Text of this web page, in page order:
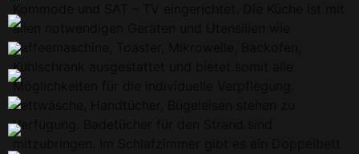
allen notwendigen Geräten und Utensilien wie
Kaffeemaschine, Toaster, Mikrowelle, Backofen,
Kühlschrank ausgestattet und bietet somit alle
Möglichkeiten für die individuelle Verpflegung.
Bettwäsche, Handtücher, Bügeleisen stehen zu
Verfügung. Badetücher für den Strand sind